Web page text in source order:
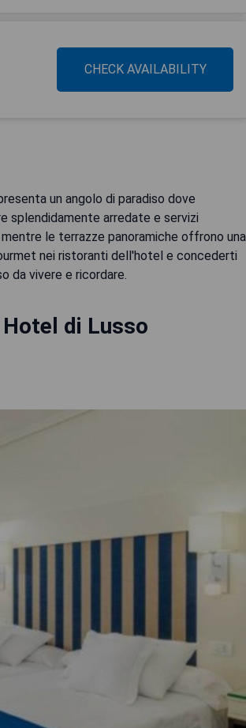
CHECK AVAILABILITY
un angolo di paradiso dove
splendidamente arredate e servizi
le terrazze panoramiche offrono una
nei ristoranti dell'hotel e concederti
da vivere e ricordare.
di Lusso